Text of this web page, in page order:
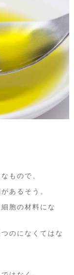
もので、
あるそう。
胞の材料にな
のになくてはな